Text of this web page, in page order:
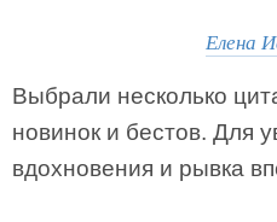
Елена
Выбрали несколько
новинок и бестов. Для
вдохновения и рывка